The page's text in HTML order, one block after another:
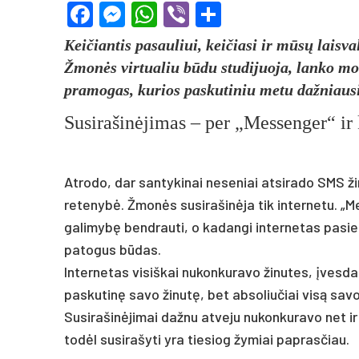
Facebook
Messenger
WhatsApp
Viber
Keičiantis pasauliui, keičiasi ir mūsų
Žmonės virtualiu būdu studijuoja, lanko
pramogas, kurios paskutiniu metu
Susirašinėjimas – per „Messenger“
Atrodo, dar santykinai neseniai atsirado SMS
retenybė. Žmonės susirašinėja tik internetu.
galimybę bendrauti, o kadangi internetas
patogus būdas.
Internetas visiškai nukonkuravo žinutes,
paskutinę savo žinutę, bet absoliučiai visą
Susirašinėjimai dažnu atveju nukonkuravo net
todėl susirašyti yra tiesiog žymiai paprasčiau.